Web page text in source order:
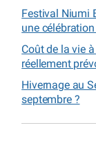
Festival Niumi
une
Coût de la vie
réellement
Hivernage au
septembre ?